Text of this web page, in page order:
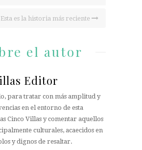
Esta es la historia más reciente
el autor
Editor
para tratar con más amplitud y
en el entorno de esta
Cinco Villas y comentar aquellos
culturales, acaecidos en
y dignos de resaltar.